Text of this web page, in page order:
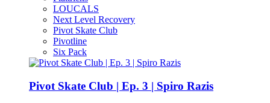
LOUCALS
Next Level Recovery
Pivot Skate Club
Pivotline
Six Pack
Pivot Skate Club | Ep. 3 | Spiro Razis